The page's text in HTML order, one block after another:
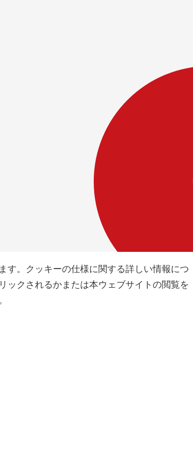
す。クッキーの仕様に関する詳しい情報につ
ックされるかまたは本ウェブサイトの閲覧を